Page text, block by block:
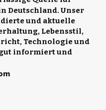
Deutschland. Unser
und aktuelle
Lebensstil,
Technologie und
gut informiert und